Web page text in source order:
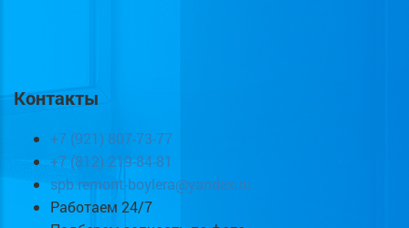
Контакты
+7 (921) 807-73-77
+7 (812) 219-84-81
spb.remont-boylera@yandex.ru
Работаем 24/7